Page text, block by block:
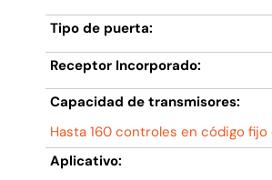
Tipo de puerta:
Receptor Incorporado:
Capacidad de transmisores:
Hasta 160 controles en código fijo
Aplicativo: